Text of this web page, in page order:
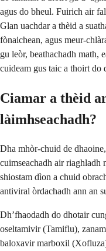
agus do bheul. Fuirich air
Glan uachdar a thèid a
fònaichean, agus meur-
gu leòr, beathachadh math,
cuideam gus taic a thoirt do
Ciamar a thèid
làimhseachadh?
Dha mhòr-chuid de
cuimseachadh air riaghladh
shiostam dìon a chuid
antiviral òrdachadh ann an
Dh’fhaodadh do dhotair
oseltamivir (Tamiflu),
baloxavir marboxil